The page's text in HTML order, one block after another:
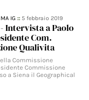
IG :: 5 febbraio 2019
a Paolo
Com.
Qualivita
Commissione
Commissione
a Siena il Geographical